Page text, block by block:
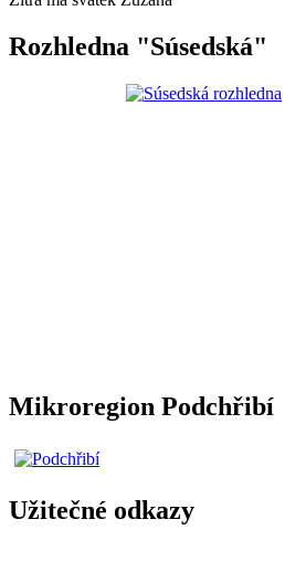
Rozhledna "Súsedská"
Mikroregion Podchřibí
Užitečné odkazy